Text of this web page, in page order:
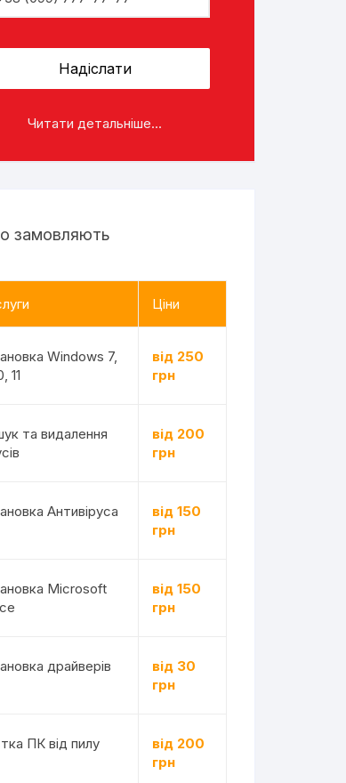
Читати детальніше...
замовляють
Ціни
Windows 7,
11
від 250
грн
та видалення
від 200
грн
Антивіруса
від 150
грн
Microsoft
від 150
грн
драйверів
від 30
грн
ПК від пилу
від 200
грн